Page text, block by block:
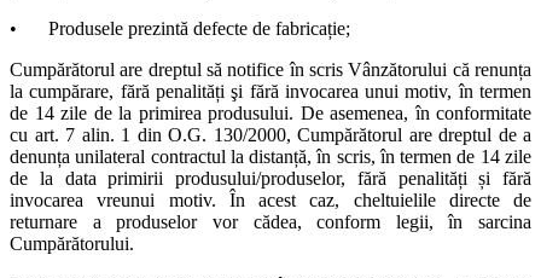
•
Produsele prezintă defecte de fabricație;
Cumpărătorul are dreptul să notifice în scris Vânzătorului că renunța
la cumpărare, fără penalități şi fără invocarea unui motiv, în termen
de 14 zile de la primirea produsului. De asemenea, în conformitate
cu art. 7 alin. 1 din O.G. 130/2000, Cumpărătorul are dreptul de a
denunța unilateral contractul la distanță, în scris, în termen de 14 zile
de la data primirii produsului/produselor, fără penalități și fără
invocarea vreunui motiv. În acest caz, cheltuielile directe de
returnare a produselor vor cădea, conform legii, în sarcina
Cumpărătorului.